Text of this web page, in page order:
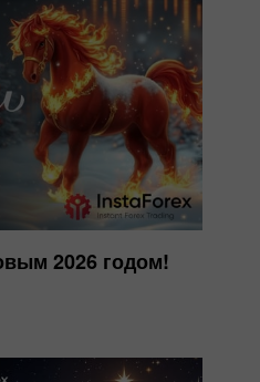
2026 годом!